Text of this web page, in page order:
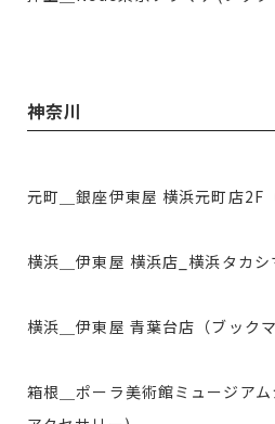
神奈川
元町＿銀座伊東屋 横浜元町店2F
横浜＿伊東屋 横浜店_横浜タカシ
横浜＿伊東屋 青葉台店（ブックマ
箱根＿ポーラ美術館ミュージアム